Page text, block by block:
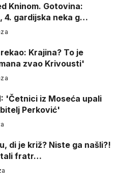
4. gardijska neka g…
Krajina? To je
zvao Krivousti'
'Četnici iz Moseća upali
Perković'
di je križ? Niste ga našli?!
fratr…